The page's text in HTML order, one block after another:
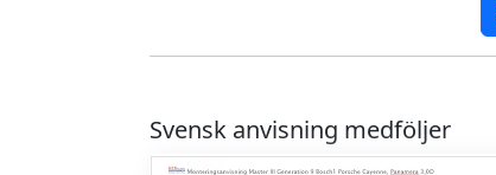
Svensk anvisning medföljer